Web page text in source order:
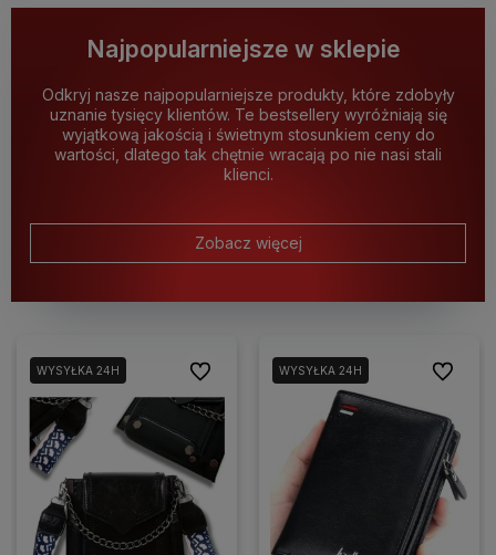
Najpopularniejsze w sklepie
Odkryj nasze najpopularniejsze produkty, które zdobyły
uznanie tysięcy klientów. Te bestsellery wyróżniają się
wyjątkową jakością i świetnym stosunkiem ceny do
wartości, dlatego tak chętnie wracają po nie nasi stali
klienci.
Zobacz więcej
WYSYŁKA 24H Do ulubionychWYSYŁKA 24H Do